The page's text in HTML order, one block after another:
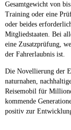
Gesamtgewicht von
Training oder eine
oder beides
Mitgliedstaaten. Bei
eine Zusatzprüfung,
der Fahrerlaubnis ist.
Die Novellierung der
naturnahen,
Reisemobil für
kommende
positiv zur